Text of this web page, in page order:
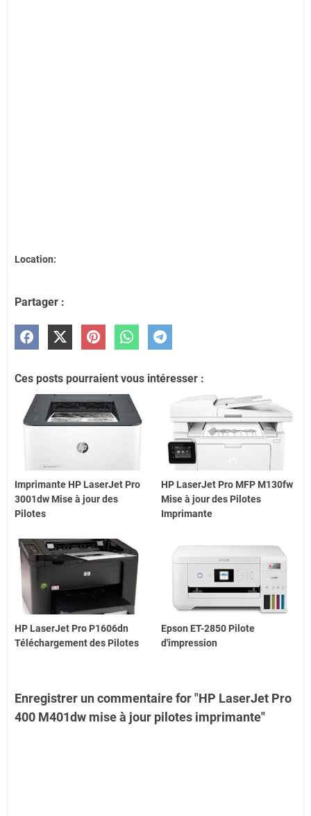
Location:
Partager :
Ces posts pourraient vous intéresser :
Imprimante HP LaserJet Pro
3001dw Mise à jour des
Pilotes
HP LaserJet Pro MFP M130fw
Mise à jour des Pilotes
Imprimante
HP LaserJet Pro P1606dn
Téléchargement des Pilotes
Epson ET-2850 Pilote
d'impression
Enregistrer un commentaire for "HP LaserJet Pro
400 M401dw mise à jour pilotes imprimante"